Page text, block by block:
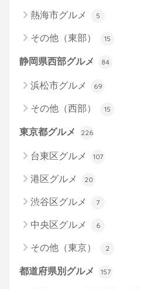
熱海市グルメ 5
その他（東部） 15
静岡県西部グルメ 84
浜松市グルメ 69
その他（西部） 15
東京都グルメ 226
台東区グルメ 107
港区グルメ 20
渋谷区グルメ 7
中央区グルメ 6
その他（東京） 2
都道府県別グルメ 157